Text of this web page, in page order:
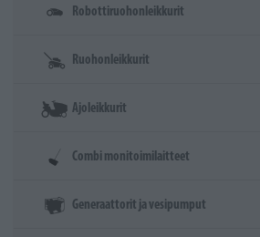
Robottiruohonleikkurit
Ruohonleikkurit
Ajoleikkurit
Combi monitoimilaitteet
Generaattorit ja vesipumput